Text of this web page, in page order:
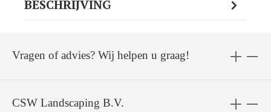
BESCHRIJVING
CSW Landscaping B.V.
Vragen of advies? Wij helpen u graag!